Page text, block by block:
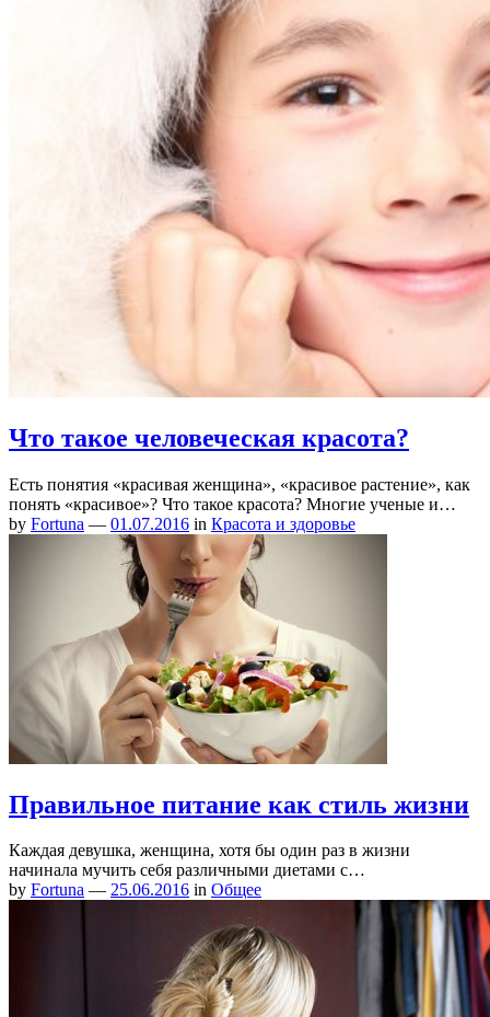
Что такое человеческая красота?
Есть понятия «красивая женщина», «красивое растение», как
понять «красивое»? Что такое красота? Многие ученые и…
by Fortuna — 01.07.2016 in Красота и здоровье
Правильное питание как стиль жизни
Каждая девушка, женщина, хотя бы один раз в жизни
начинала мучить себя различными диетами с…
by Fortuna — 25.06.2016 in Общее